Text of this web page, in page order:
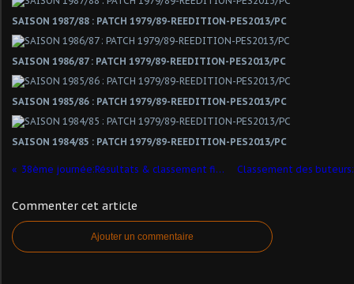
SAISON 1987/88 : PATCH 1979/89-REEDITION-PES2013/PC
SAISON 1986/87 : PATCH 1979/89-REEDITION-PES2013/PC
SAISON 1985/86 : PATCH 1979/89-REEDITION-PES2013/PC
SAISON 1984/85 : PATCH 1979/89-REEDITION-PES2013/PC
38ème journée:Résultats & classement final
Commenter cet article
Ajouter un commentaire